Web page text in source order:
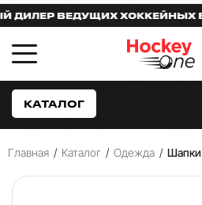
ВЕДУЩИХ ХОККЕЙНЫХ
КАТАЛОГ
Главная / Каталог / Одежда / Шапки